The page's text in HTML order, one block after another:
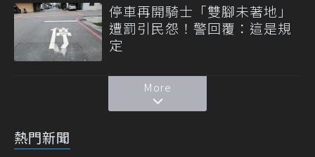
停車再開騎士「雙腳未著地」
遭罰引民怨！警回覆：這是規
定
More
熱門新聞